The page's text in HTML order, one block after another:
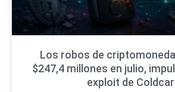
Los robos de
$247,4 millones en julio,
exploit de